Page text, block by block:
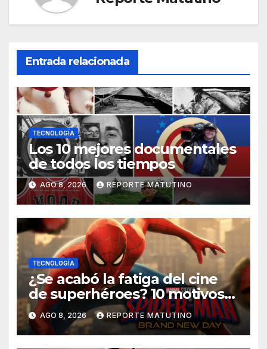
Entrada relacionada
TECNOLOGÍA
Los 10 mejores documentales
de todos los tiempos
AGO 8, 2026 REPORTE MATUTINO
TECNOLOGÍA
¿Se acabó la fatiga del cine
de superhéroes? 10 motivos
por los que ‘Spider-Man:
Brand New Day» desmiente
esa teoría
AGO 8, 2026 REPORTE MATUTINO